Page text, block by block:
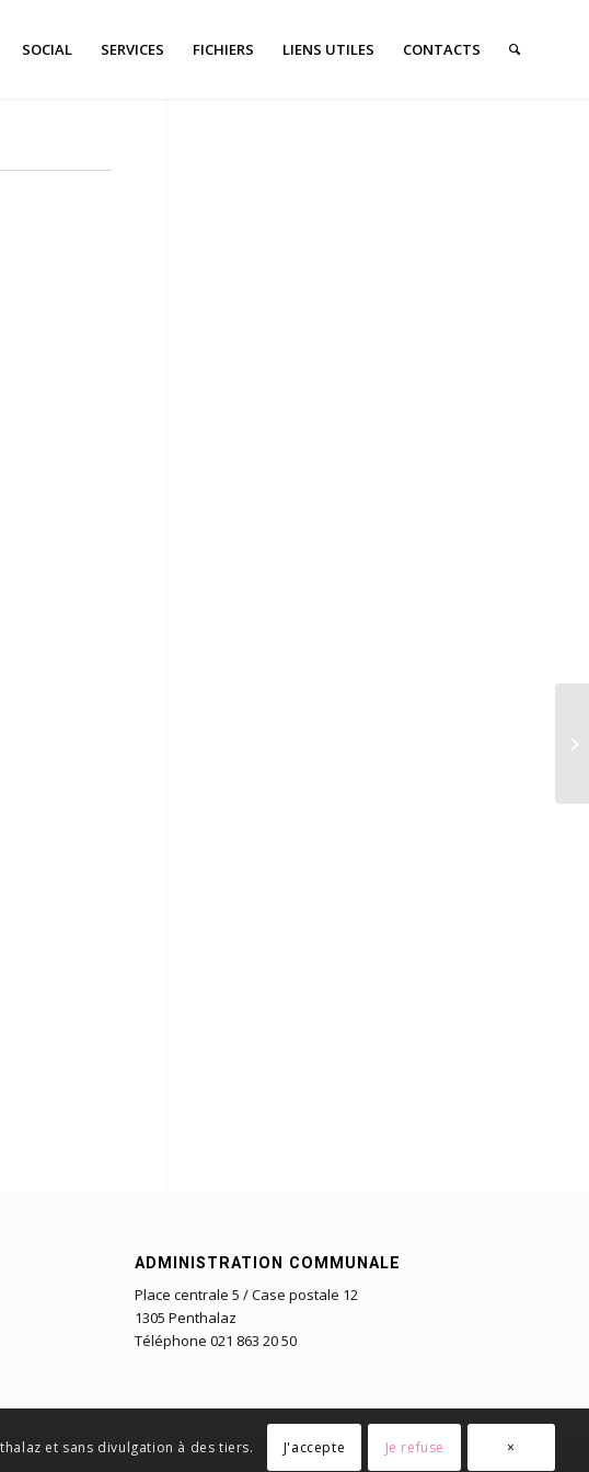
SOCIAL SERVICES FICHIERS LIENS UTILES CONTACTS
ADMINISTRATION COMMUNALE
Place centrale 5 / Case postale 12
1305 Penthalaz
Téléphone 021 863 20 50
et sans divulgation à des tiers. J'accepte Je refuse ×